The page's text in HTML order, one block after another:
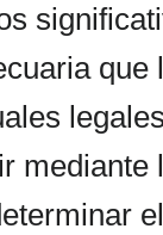
mediante